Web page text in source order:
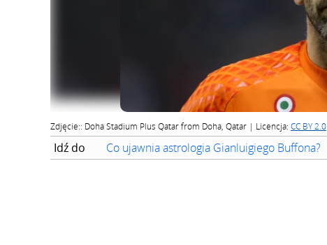
Zdjęcie:: Doha Stadium Plus Qatar from Doha, Qatar | Licencja: CC BY 2.0
Idź do Co ujawnia astrologia Gianluigiego Buffona?